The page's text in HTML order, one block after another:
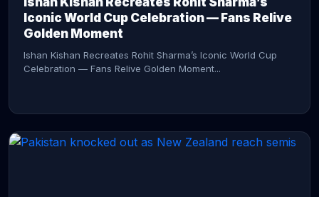
Iconic World Cup Celebration — Fans Relive
Golden Moment
Ishan Kishan Recreates Rohit Sharma’s Iconic World Cup
Celebration — Fans Relive Golden Moment...